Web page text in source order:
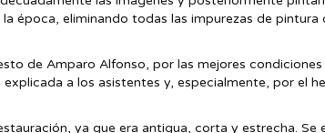
época, eliminando todas las impurezas de pintura
de Amparo Alfonso, por las mejores condiciones
a los asistentes y, especialmente, por el
ya que era antigua, corta y estrecha. Se